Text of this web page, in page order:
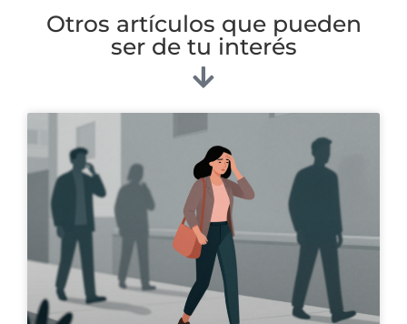
Otros artículos que pueden
ser de tu interés